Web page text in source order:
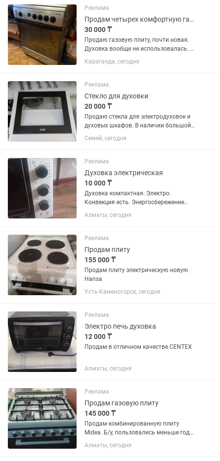
Реклама
Продам четырех комфортную газовую плиту
30 000 ₸
Продаю газовую плиту, почти новая.
Духовка вообще не использовалась. В
духовке есть гриль. Состояние
отличное.
Караганда, сегодня
Реклама
Стекло для духовки
20 000 ₸
Продаю стекла для электродуховок и
духовых шкафов. В наличии большой
ассортимент. Есть стекла для
варочных панелей.
Семей, сегодня
Реклама
Духовка электрическая
10 000 ₸
Духовка компактная. Электро.
Конвекция есть. Энергосбережение
класс А экономит электроэнергию.
Есть формы прямоугольные 2 штуки.
форму круглая для пиццы.
Алматы, сегодня
Реклама
Продам плиту
155 000 ₸
Продам плиту электрическую новую
Hansa
Усть-Каменогорск, сегодня
Реклама
Электро печь духовка
12 000 ₸
Продам в отличном качестве CENTEX
Алматы, сегодня
Реклама
Продам газовую плиту
145 000 ₸
Продам комбинированную плиту
Midea. Б/у, пользовались меньше года.
Плита в хорошем состоянии. Духовка
электрическая, имеется два противня и
Алматы, сегодня